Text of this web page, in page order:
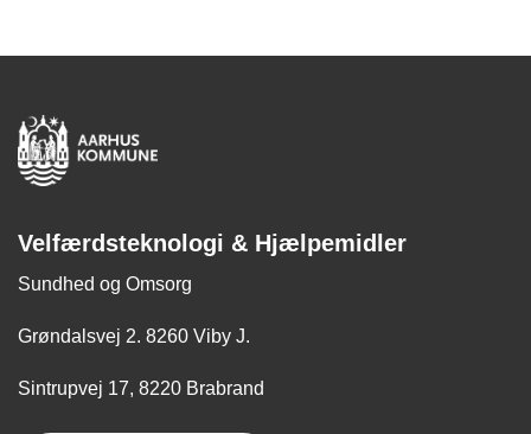
Velfærdsteknologi & Hjælpemidler
Sundhed og Omsorg
Grøndalsvej 2. 8260 Viby J.
Sintrupvej 17, 8220 Brabrand